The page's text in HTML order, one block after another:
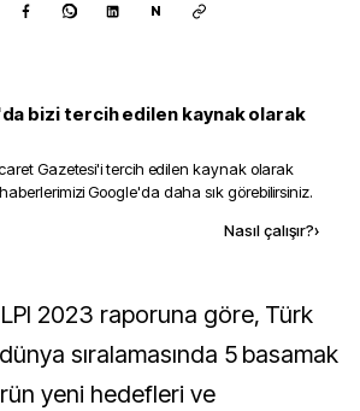
N
bizi tercih edilen kaynak olarak
Gazetesi'i tercih edilen kaynak olarak
Google'da daha sık görebilirsiniz.
Nasıl çalışır?›
sıralamasında 5 basamak
yeni hedefleri ve